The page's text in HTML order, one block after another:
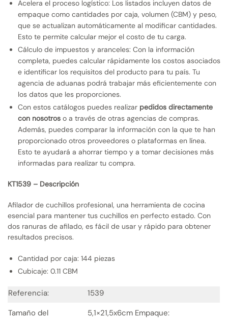
Acelera el proceso logístico: Los listados incluyen datos de
empaque como cantidades por caja, volumen (CBM) y peso,
que se actualizan automáticamente al modificar cantidades.
Esto te permite calcular mejor el costo de tu carga.
Cálculo de impuestos y aranceles: Con la información
completa, puedes calcular rápidamente los costos asociados
e identificar los requisitos del producto para tu país. Tu
agencia de aduanas podrá trabajar más eficientemente con
los datos que les proporciones.
Con estos catálogos puedes realizar pedidos directamente
con nosotros o a través de otras agencias de compras.
Además, puedes comparar la información con la que te han
proporcionado otros proveedores o plataformas en línea.
Esto te ayudará a ahorrar tiempo y a tomar decisiones más
informadas para realizar tu compra.
KT1539 – Descripción
Afilador de cuchillos profesional, una herramienta de cocina
esencial para mantener tus cuchillos en perfecto estado. Con
dos ranuras de afilado, es fácil de usar y rápido para obtener
resultados precisos.
Cantidad por caja: 144 piezas
Cubicaje: 0.11 CBM
Referencia:
1539
Tamaño del
5,1×21,5x6cm Empaque: